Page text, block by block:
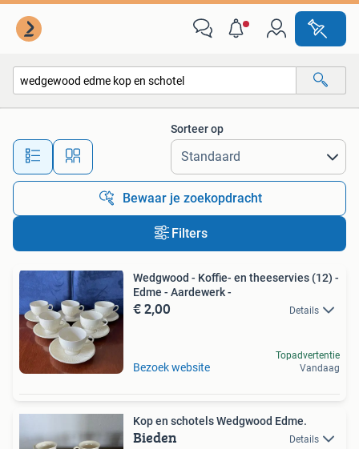
Alle afstanden…
Sorteer op
Bewaar je zoekopdracht
Filters
Wedgwood - Koffie- en theeservies (12) -
Edme - Aardewerk -
€ 2,00 Details
Bezoek website
Topadvertentie
Vandaag
Kop en schotels Wedgwood Edme.
Bieden Details